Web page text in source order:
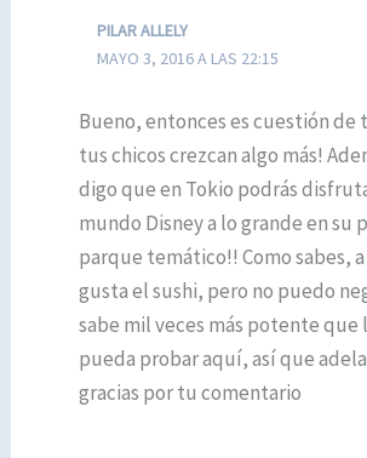
PILAR ALLELY
MAYO 3, 2016 A LAS 22:15
Bueno, entonces es cuestión de
tus chicos crezcan algo más!
digo que en Tokio podrás
mundo Disney a lo grande en su
parque temático!! Como sabes,
gusta el sushi, pero no puedo
sabe mil veces más potente que
pueda probar aquí, así que
gracias por tu comentario